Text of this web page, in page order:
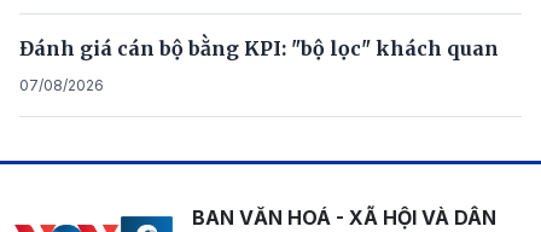
Đánh giá cán bộ bằng KPI: "bộ lọc" khách quan
07/08/2026
BAN VĂN HOÁ - XÃ HỘI VÀ DÂN